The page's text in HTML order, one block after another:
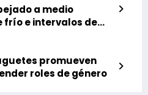
a medio
frío e intervalos de
promueven
roles de género